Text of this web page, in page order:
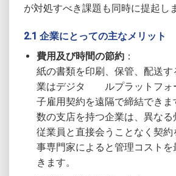
が対処すべき課題も同時に提起し
2.1 企業にとっての主なメリット
費用及び時間の節約：
紙の書類を印刷、保管、配送す
業はデジタ ルプラットフォ
子雇用契約を遠隔で締結できま
数の支店を持つ企業は、異なる
従業員と直接会うことなく契約
事専門家によると管理コストを
きます。